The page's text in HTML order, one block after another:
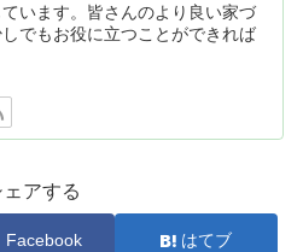
います。皆さんのより良い家づ
しでもお役に立つことができれば
ェアする
Facebook はてブ